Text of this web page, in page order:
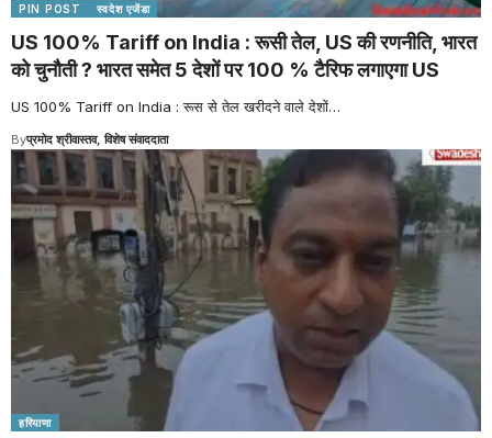
PIN POST स्वदेश एजेंडा
US 100% Tariff on India : रूसी तेल, US की रणनीति, भारत
को चुनौती ? भारत समेत 5 देशों पर 100 % टैरिफ लगाएगा US
US 100% Tariff on India : रूस से तेल खरीदने वाले देशों…
Byप्रमोद श्रीवास्तव, विशेष संवाददाता
हरियाणा